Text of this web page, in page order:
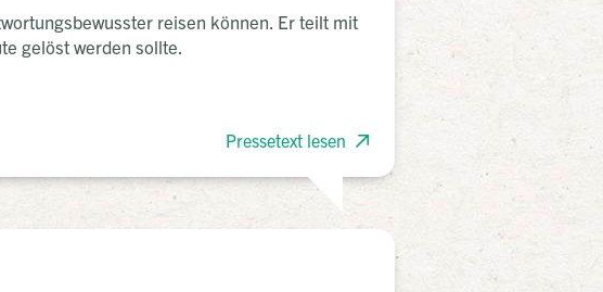
reisen können. Er teilt mit
gelöst werden sollte.
Pressetext lesen